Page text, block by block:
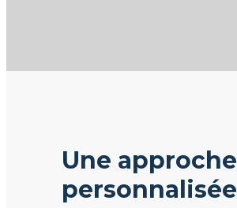
Une approche
personnalisée